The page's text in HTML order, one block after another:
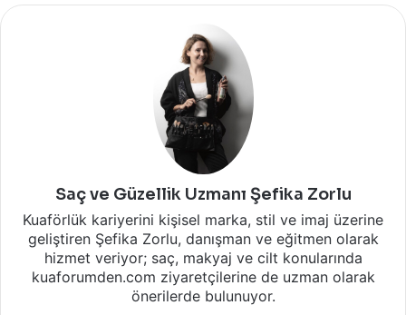
Saç ve Güzellik Uzmanı Şefika Zorlu
Kuaförlük kariyerini kişisel marka, stil ve imaj üzerine
geliştiren Şefika Zorlu, danışman ve eğitmen olarak
hizmet veriyor; saç, makyaj ve cilt konularında
kuaforumden.com ziyaretçilerine de uzman olarak
önerilerde bulunuyor.